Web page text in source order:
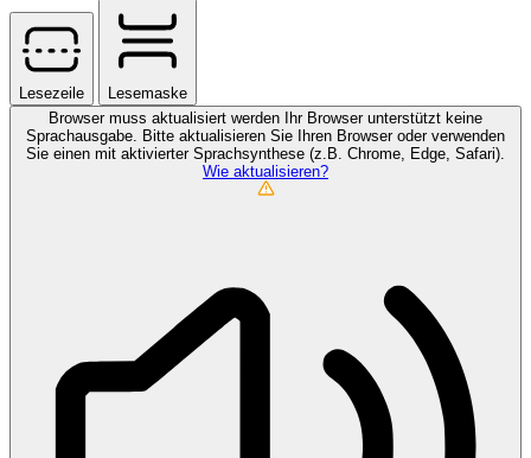
Lesezeile
Lesemaske
Browser muss aktualisiert werden
Ihr Browser unterstützt keine
Sprachausgabe. Bitte aktualisieren Sie Ihren Browser oder verwenden
Sie einen mit aktivierter Sprachsynthese (z.B. Chrome, Edge, Safari).
Wie aktualisieren?